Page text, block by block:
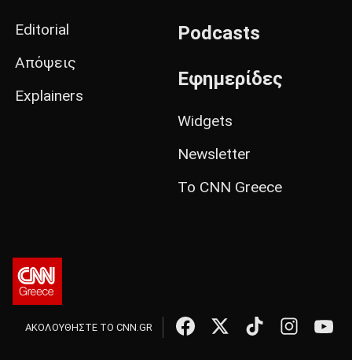
Editorial
Απόψεις
Explainers
Podcasts
Εφημερίδες
Widgets
Newsletter
Το CNN Greece
ΑΚΟΛΟΥΘΗΣΤΕ ΤΟ CNN.GR